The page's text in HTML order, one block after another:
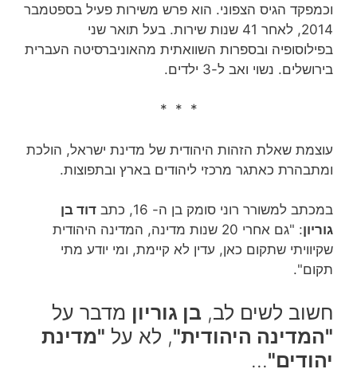
וכמפקד הגיס הצפוני. הוא פרש משירות פעיל בספטמבר
2014, לאחר 41 שנות שירות‏. בעל תואר שני
בפילוסופיה ובספרות השוואתית מהאוניברסיטה העברית
בירושלים. נשוי ואב ל-3 ילדים.
* * *
עוצמת שאלת הזהות היהודית של מדינת ישראל, הולכת
ומתבהרת כאתגר מרכזי ליהודים בארץ ובתפוצות.
במכתב למשורר רוני סומק בן ה- 16, כתב
דוד בן
גוריון
: "גם אחרי 20 שנות מדינה, המדינה היהודית
שקיוויתי שתקום כאן, עדין לא קיימת, ומי יודע מתי
תקום".
חשוב לשים לב, בן גוריון מדבר על
"המדינה היהודית", לא על "מדינת
יהודים"…